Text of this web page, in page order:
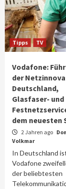
Tipps TV
Vodafone:
der
Deutschland,
Glasfaser- und
dem neuesten
2 Jahren ago
Volkmar
In Deutschland
Vodafone
der beliebtesten